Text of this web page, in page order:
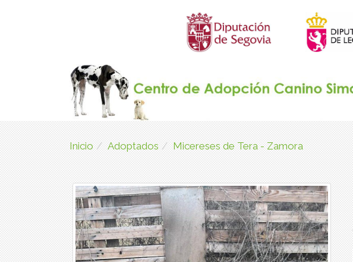
Inicio Adoptados Micereses de Tera - Zamora